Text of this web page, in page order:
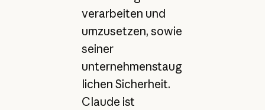
verarbeiten und
umzusetzen, sowie
seiner
unternehmenstaug
lichen Sicherheit.
Claude ist